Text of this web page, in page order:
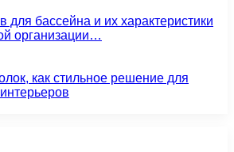
для бассейна и их характеристики
организации…
как стильное решение для